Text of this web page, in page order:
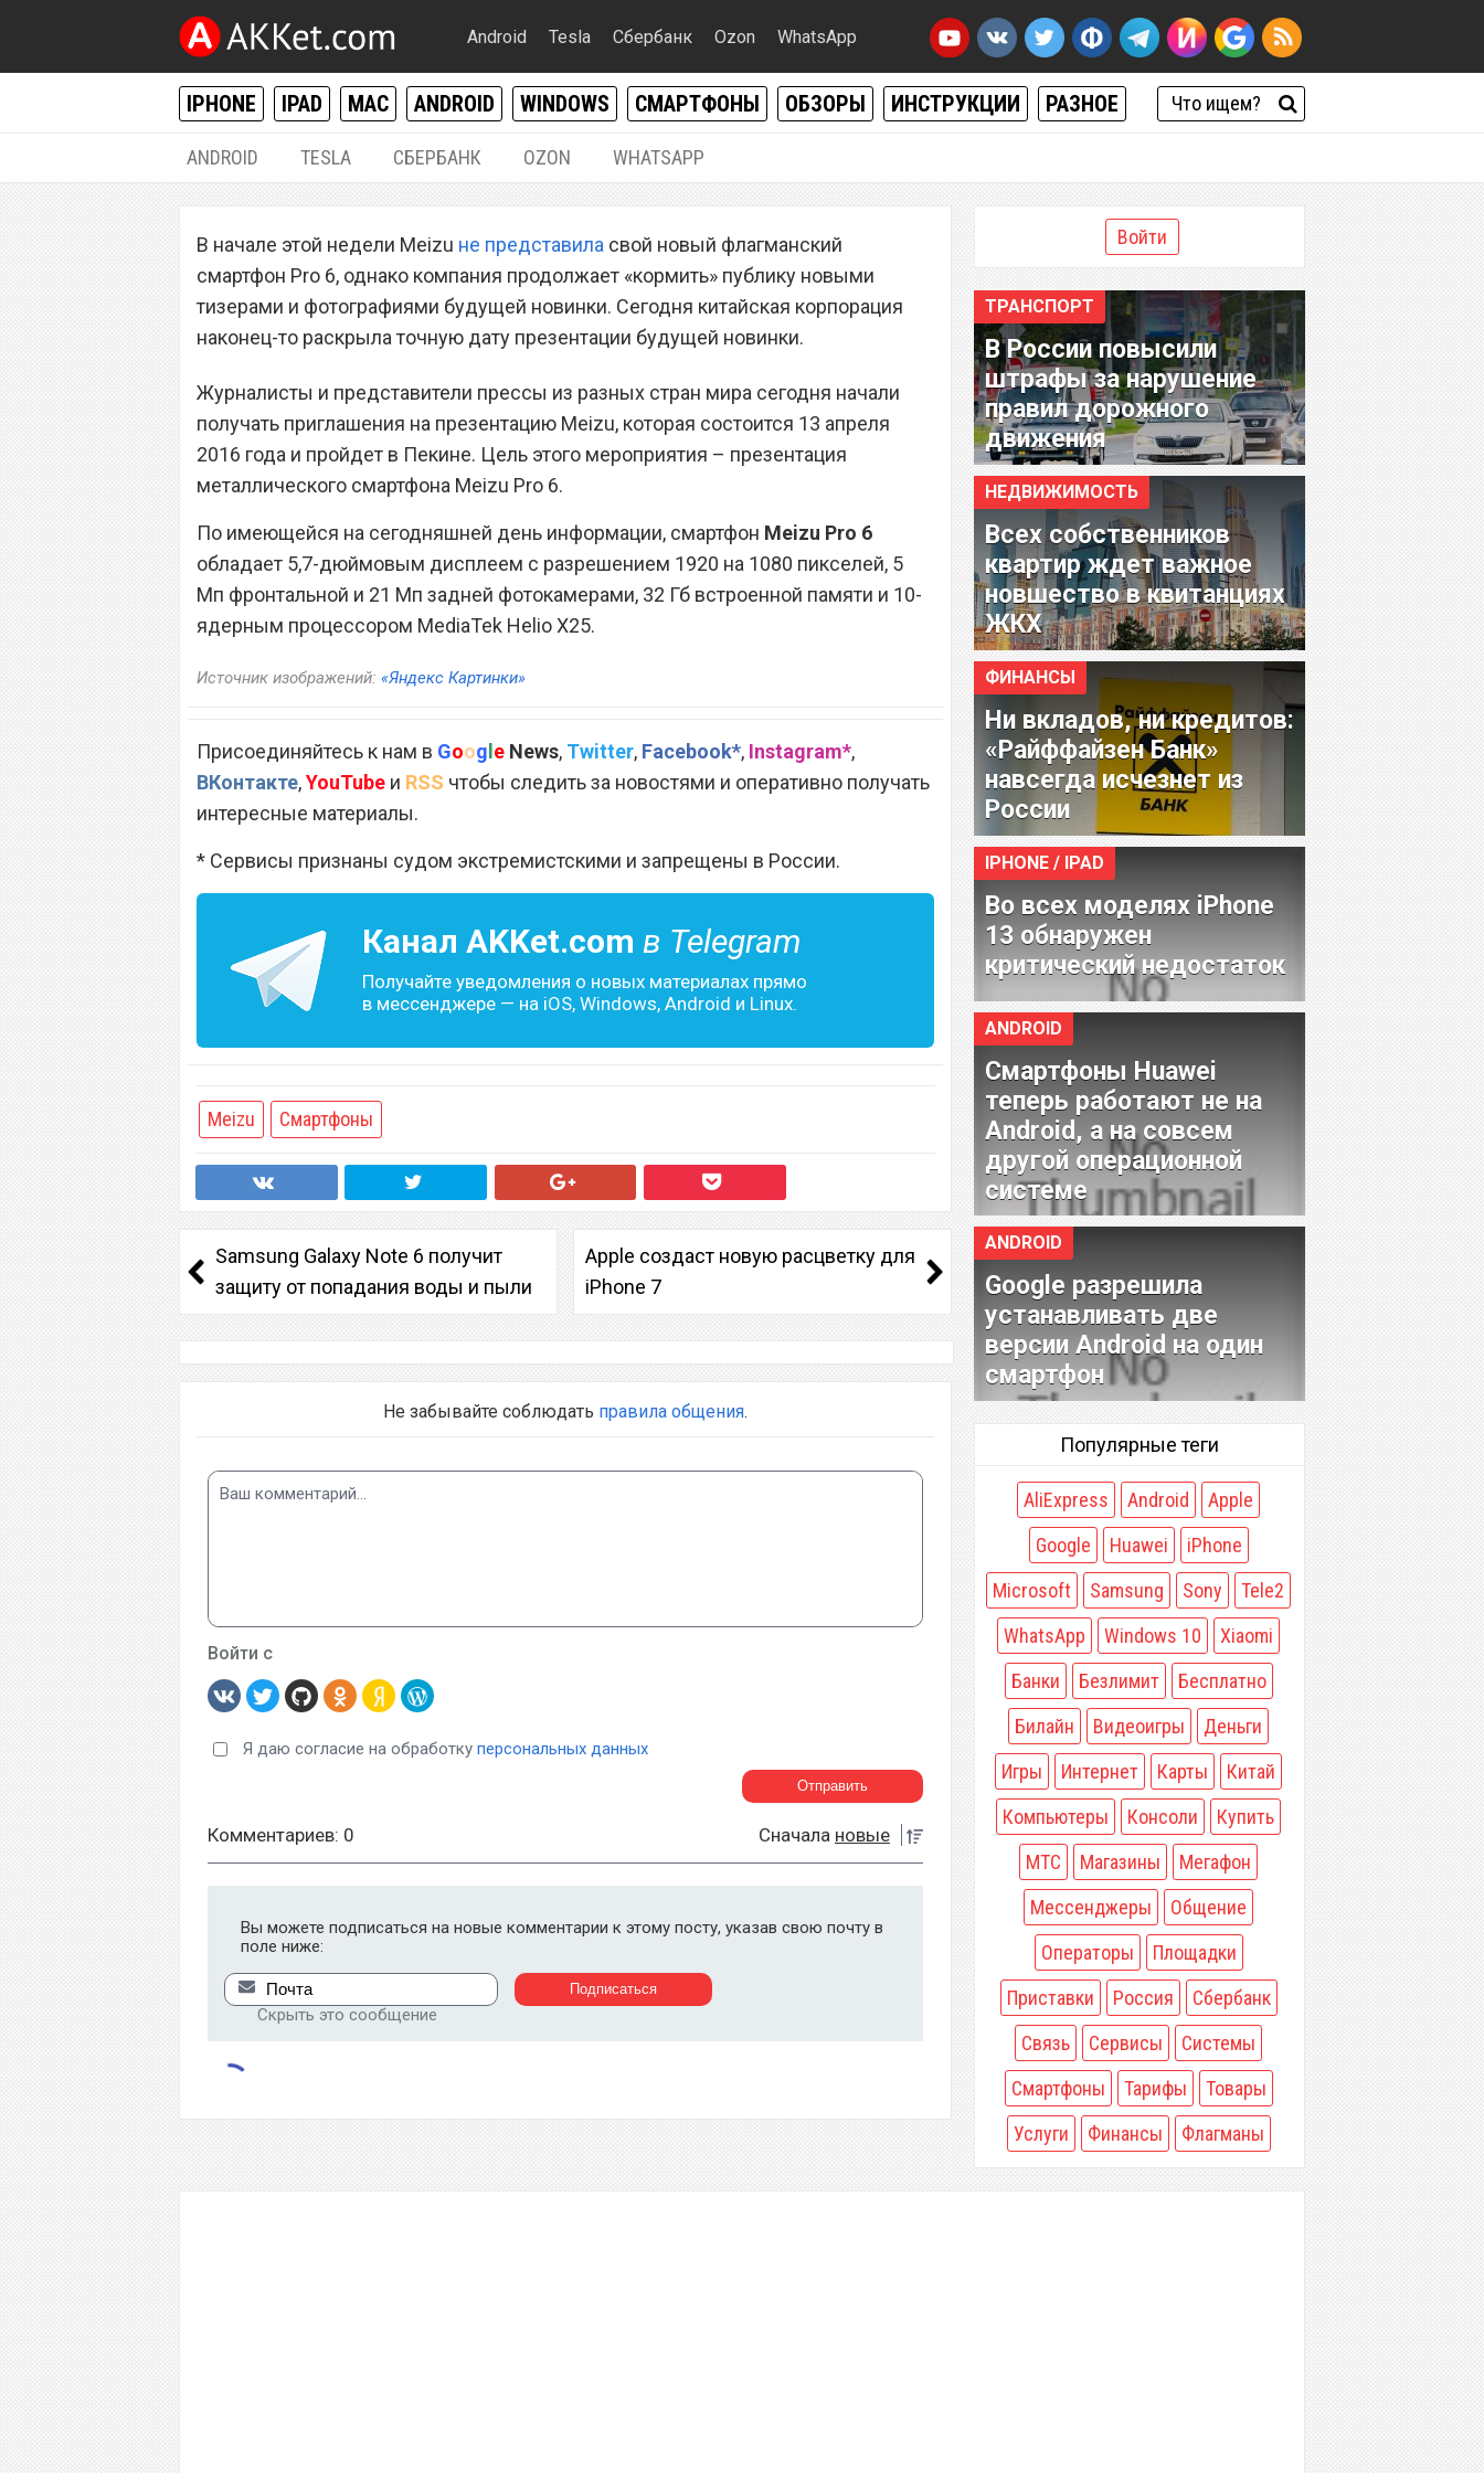
Android Tesla Сбербанк Ozon WhatsApp
IPHONE IPAD MAC ANDROID WINDOWS СМАРТФОНЫ ОБЗОРЫ ИНСТРУКЦИИ РАЗНОЕ
ANDROID TESLA СБЕРБАНК OZON WHATSAPP
Презентация Meizu Pro 6 состоится 13
апреля
В начале этой недели Meizu не представила свой новый флагманский
смартфон Pro 6, однако компания продолжает «кормить» публику новыми
тизерами и фотографиями будущей новинки. Сегодня китайская корпорация
наконец-то раскрыла точную дату презентации будущей новинки.
Журналисты и представители прессы из разных стран мира сегодня начали
получать приглашения на презентацию Meizu, которая состоится 13 апреля
2016 года и пройдет в Пекине. Цель этого мероприятия – презентация
металлического смартфона Meizu Pro 6.
По имеющейся на сегодняшней день информации, смартфон Meizu Pro 6
обладает 5,7-дюймовым дисплеем с разрешением 1920 на 1080 пикселей, 5
Мп фронтальной и 21 Мп задней фотокамерами, 32 Гб встроенной памяти и 10-
ядерным процессором MediaTek Helio X25.
Источник изображений: «Яндекс Картинки»
Присоединяйтесь к нам в Goog e News, Twitter, Facebook*, Instagram*,
ВКонтакте,YouTube и RSS чтобы следить за новостями и оперативно получать
интересные материалы.
* Сервисы признаны судом экстремистскими и запрещены в России.
Канал AKKet.com в Telegram
Получайте уведомления о новых материалах прямо
в мессенджере — на iOS, Windows, Android и Linux.
Meizu Смартфоны
Samsung Galaxy Note 6 получит
защиту от попадания воды и пыли
Apple создаст новую расцветку для
iPhone 7
Не забывайте соблюдать правила общения.
Войти с
Я даю согласие на обработку персональных данных
Комментариев: 0 Сначала новые
Вы можете подписаться на новые комментарии к этому посту, указав свою почту в
поле ниже:
Скрыть это сообщение
Войти
ТРАНСПОРТ
В России повысили
штрафы за нарушение
правил дорожного
движения
НЕДВИЖИМОСТЬ
Всех собственников
квартир ждет важное
новшество в квитанциях
ЖКХ
ФИНАНСЫ
Ни вкладов, ни кредитов:
«Райффайзен Банк»
навсегда исчезнет из
России
IPHONE / IPAD
Во всех моделях iPhone
13 обнаружен
критический недостаток
ANDROID
Смартфоны Huawei
теперь работают не на
Android, а на совсем
другой операционной
системе
ANDROID
Google разрешила
устанавливать две
версии Android на один
смартфон
Популярные теги
AliExpress Android
Apple
Google
Huawei
iPhone
Microsoft
Samsung Sony
Tele2
WhatsApp
Windows 10
Xiaomi
Банки
Безлимит
Бесплатно
Билайн
Видеоигры
Деньги
Игры
Интернет Карты
Китай
Компьютеры
Консоли
Купить
МТС
Магазины
Мегафон
Мессенджеры
Общение
Операторы
Площадки
Приставки
Россия
Сбербанк
Связь
Сервисы
Системы
Смартфоны
Тарифы
Товары
Услуги
Финансы Флагманы